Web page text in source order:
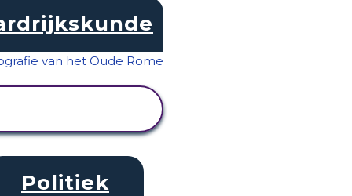
Politiek